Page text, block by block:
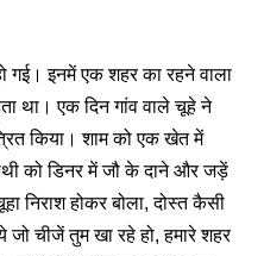
गई। इनमें एक शहर का रहने वाला
था। एक दिन गांव वाले चूहे ने
किया। शाम को एक खेत में
को डिनर में जौ के दाने और जड़ें
निराश होकर बोला, दोस्त कैसी
जो चीजें तुम खा रहे हो, हमारे शहर